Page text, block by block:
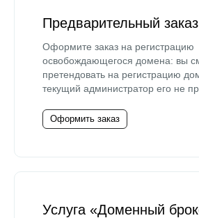
Предварительный заказ
Оформите заказ на регистрацию
освобождающегося домена: вы
претендовать на регистрацию
текущий администратор его не
Оформить заказ
Услуга «Доменный